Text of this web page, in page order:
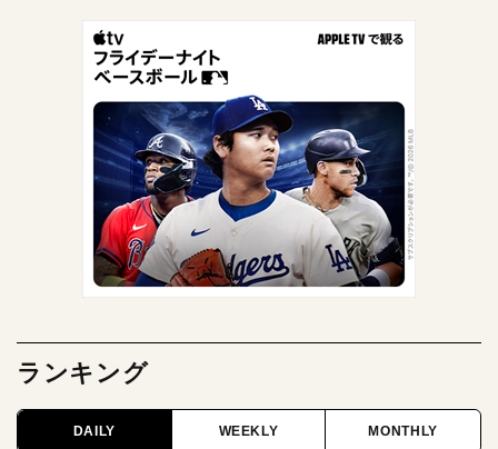
ランキング
DAILY WEEKLY MONTHLY